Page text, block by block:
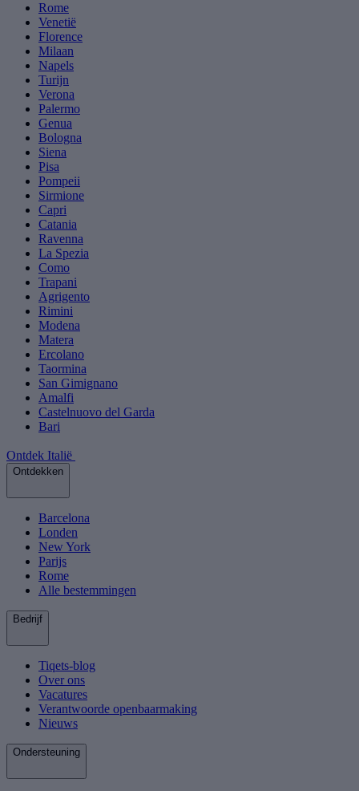
Rome
Venetië
Florence
Milaan
Napels
Turijn
Verona
Palermo
Genua
Bologna
Siena
Pisa
Pompeii
Sirmione
Capri
Catania
Ravenna
La Spezia
Como
Trapani
Agrigento
Rimini
Modena
Matera
Ercolano
Taormina
San Gimignano
Amalfi
Castelnuovo del Garda
Bari
Ontdek Italië
Ontdekken
Barcelona
Londen
New York
Parijs
Rome
Alle bestemmingen
Bedrijf
Tiqets-blog
Over ons
Vacatures
Verantwoorde openbaarmaking
Nieuws
Ondersteuning